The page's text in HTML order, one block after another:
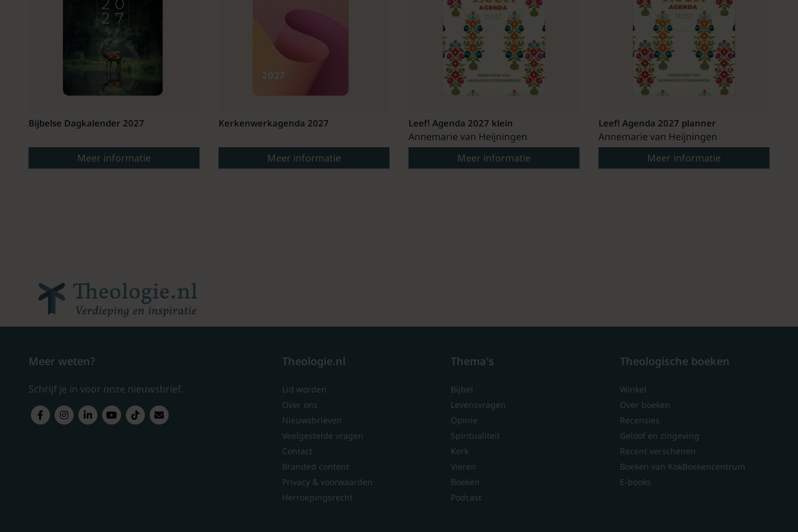
Bijbelse Dagkalender 2027
Meer informatie
Kerkenwerkagenda 2027
Meer informatie
Leef! Agenda 2027 klein
Annemarie van Heijningen
Meer informatie
Leef! Agenda 2027 planner
Annemarie van Heijningen
Meer informatie
Meer weten?
Schrijf je in voor onze nieuwsbrief.
Theologie.nl
Lid worden
Over ons
Nieuwsbrieven
Veelgestelde vragen
Contact
Branded content
Privacy & voorwaarden
Herroepingsrecht
Thema's
Bijbel
Levensvragen
Opinie
Spiritualiteit
Kerk
Vieren
Boeken
Podcast
Theologische boeken
Winkel
Over boeken
Recensies
Geloof en zingeving
Recent verschenen
Boeken van KokBoekencentrum
E-books